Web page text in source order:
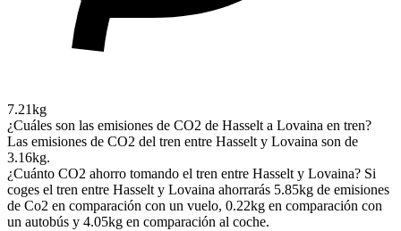
7.21kg
¿Cuáles son las emisiones de CO2 de Hasselt a Lovaina en tren?
Las emisiones de CO2 del tren entre Hasselt y Lovaina son de
3.16kg.
¿Cuánto CO2 ahorro tomando el tren entre Hasselt y Lovaina? Si
coges el tren entre Hasselt y Lovaina ahorrarás 5.85kg de emisiones
de Co2 en comparación con un vuelo, 0.22kg en comparación con
un autobús y 4.05kg en comparación al coche.